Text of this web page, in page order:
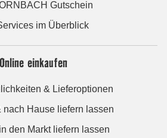
Gutschein
im Überblick
Online einkaufen
& Lieferoptionen
nach Hause liefern lassen
den Markt liefern lassen